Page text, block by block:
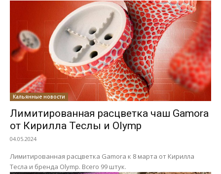
Кальянные новости
Лимитированная расцветка чаш Gamora
от Кирилла Теслы и Olymp
04.05.2024
Лимитированная расцветка Gamora к 8 марта от Кирилла
Тесла и бренда Olymp. Всего 99 штук.